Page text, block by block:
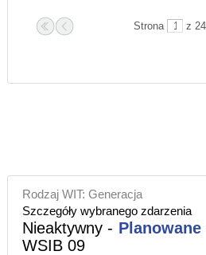
Strona z
Rodzaj WIT: Generacja
Szczegóły wybranego zdarzenia
Nieaktywny - Planowane
WSIB 09